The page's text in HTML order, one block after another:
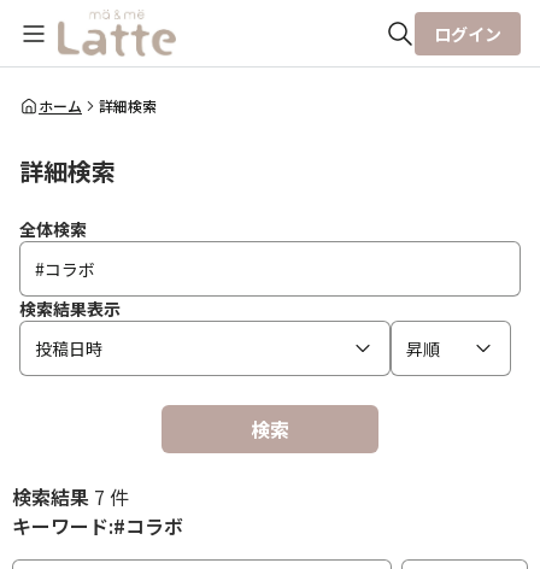
全体検索
ログイン
ホーム 詳細検索
詳細検索
全体検索
検索結果表示
投稿日時
昇順
検索
検索結果 7 件
キーワード:#コラボ